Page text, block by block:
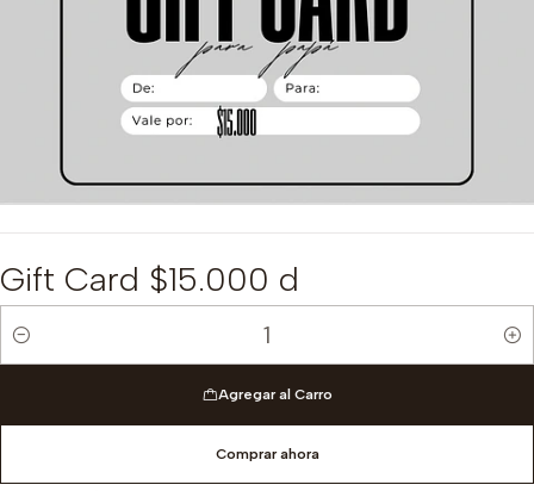
Gift Card $15.000 d
Cantidad
Agregar al Carro
Comprar ahora